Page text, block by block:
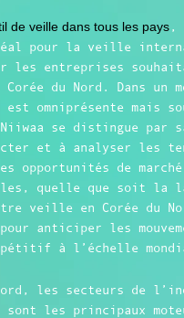
de veille dans tous les pays ,
pour la veille
les entreprises
du Nord. Dans un
est omniprésente mais
se distingue par
et à analyser les
opportunités de
quelle que soit la
veille en Corée du
anticiper les
à l’échelle
les secteurs de
les principaux